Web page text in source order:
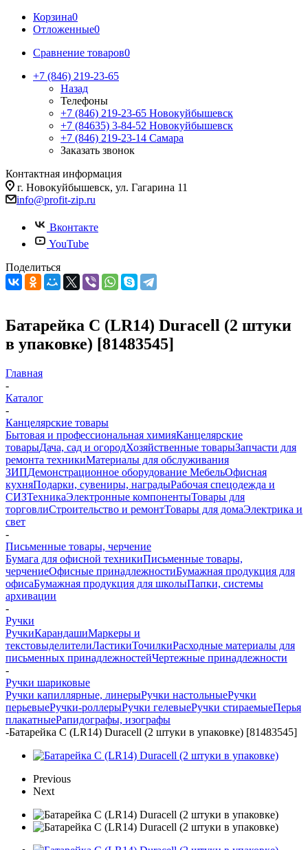
Корзина0
Отложенные0
Сравнение товаров0
+7 (846) 219-23-65
Назад
Телефоны
+7 (846) 219-23-65 Новокуйбышевск
+7 (84635) 3-84-52 Новокуйбышевск
+7 (846) 219-23-14 Самара
Заказать звонок
Контактная информация
г. Новокуйбышевск, ул. Гагарина 11
info@profit-zip.ru
Вконтакте
YouTube
Поделиться
Батарейка C (LR14) Duracell (2 штуки
в упаковке) [81483545]
Главная
-
Каталог
-
Канцелярские товары
Бытовая и профессиональная химияКанцелярские
товарыДача, сад и огородХозяйственные товарыЗапчасти для
ремонта техникиМатериалы для обслуживания
ЗИПДемонстрационное оборудование МебельОфисная
кухняПодарки, сувениры, наградыРабочая спецодежда и
СИЗТехникаЭлектронные компонентыТовары для
торговлиСтроительство и ремонтТовары для домаЭлектрика и
свет
-
Письменные товары, черчение
Бумага для офисной техникиПисьменные товары,
черчениеОфисные принадлежностиБумажная продукция для
офисаБумажная продукция для школыПапки, системы
архивации
-
Ручки
РучкиКарандашиМаркеры и
текстовыделителиЛастикиТочилкиРасходные материалы для
письменных принадлежностейЧертежные принадлежности
-
Ручки шариковые
Ручки капиллярные, линерыРучки настольныеРучки
перьевыеРучки-роллерыРучки гелевыеРучки стираемыеПерья
плакатныеРапидографы, изографы
-Батарейка C (LR14) Duracell (2 штуки в упаковке) [81483545]
Previous
Next